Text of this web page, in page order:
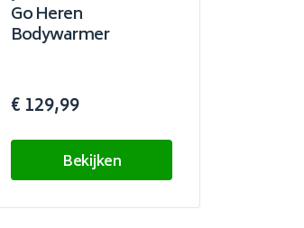
Go Heren
Bodywarmer
€ 129,99
Bekijken